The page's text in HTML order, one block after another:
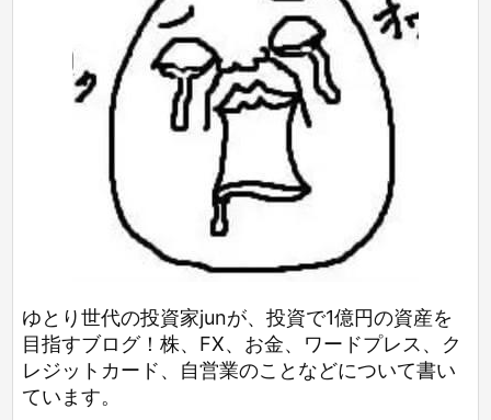
ゆとり世代の投資家junが、投資で1億円の資産を
目指すブログ！株、FX、お金、ワードプレス、ク
レジットカード、自営業のことなどについて書い
ています。